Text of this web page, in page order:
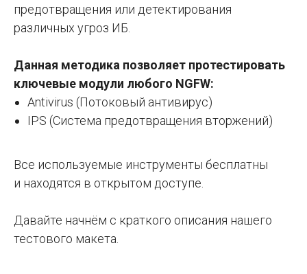
предотвращения или детектирования
различных угроз ИБ.
Данная методика позволяет протестировать
ключевые модули любого NGFW:
Antivirus (Потоковый антивирус)
IPS (Система предотвращения вторжений)
Все используемые инструменты бесплатны
и находятся в открытом доступе.
Давайте начнём с краткого описания нашего
тестового макета.